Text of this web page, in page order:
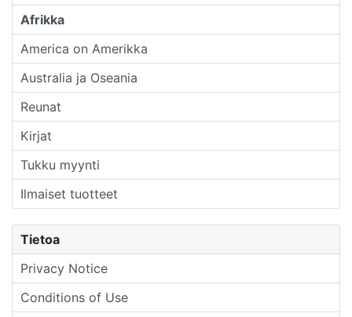
Afrikka
America on Amerikka
Australia ja Oseania
Reunat
Kirjat
Tukku myynti
Ilmaiset tuotteet
Tietoa
Privacy Notice
Conditions of Use